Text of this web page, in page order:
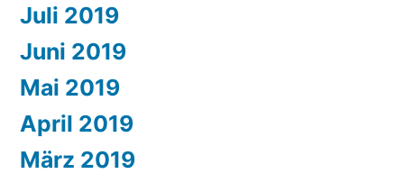
Juli 2019
Juni 2019
Mai 2019
April 2019
März 2019